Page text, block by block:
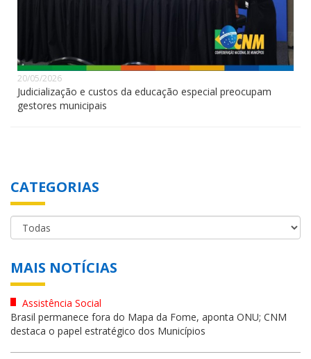
20/05/2026
Judicialização e custos da educação especial preocupam
gestores municipais
CATEGORIAS
MAIS NOTÍCIAS
Assistência Social
Brasil permanece fora do Mapa da Fome, aponta ONU; CNM
destaca o papel estratégico dos Municípios